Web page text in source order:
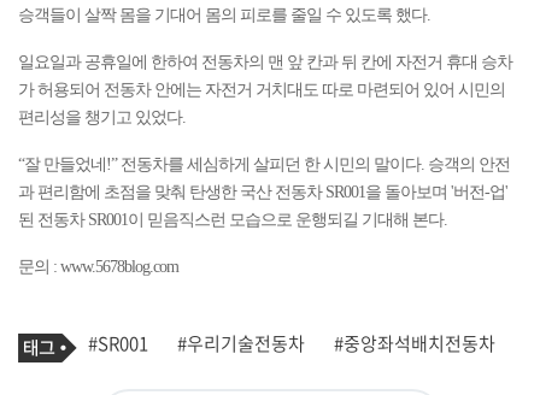
승객들이 살짝 몸을 기대어 몸의 피로를 줄일 수 있도록 했다.
일요일과 공휴일에 한하여 전동차의 맨 앞 칸과 뒤 칸에 자전거 휴대 승차
가 허용되어 전동차 안에는 자전거 거치대도 따로 마련되어 있어 시민의
편리성을 챙기고 있었다.
“잘 만들었네!” 전동차를 세심하게 살피던 한 시민의 말이다. 승객의 안전
과 편리함에 초점을 맞춰 탄생한 국산 전동차 SR001을 돌아보며 '버전-업'
된 전동차 SR001이 믿음직스런 모습으로 운행되길 기대해 본다.
문의 : www.5678blog.com
기
사
태
그
#SR001 #우리기술전동차 #중앙좌석배치전동차